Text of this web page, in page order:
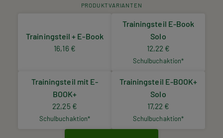
PRODUKTVARIANTEN
Trainingsteil + E-Book
16,16 €
Trainingsteil E-Book
Solo
12,22 €
Schulbuchaktion*
Trainingsteil mit E-
BOOK+
22,25 €
Schulbuchaktion*
Trainingsteil E-BOOK+
Solo
17,22 €
Schulbuchaktion*